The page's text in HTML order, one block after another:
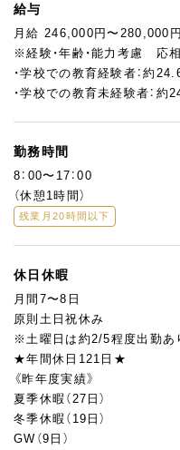
給与
月給 246,000円〜280,000円
※経験・年齢・能力考慮 応
・学校での教育経験者：約
・学校での教育未経験者：約
勤務時間
8：00〜17：00
（休憩1時間）
残業月20時間以下
休日休暇
月間7〜8日
原則土日祝休み
※土曜日は約2/5程度出勤あ
★年間休日121日★
《昨年度実績》
夏季休暇（27日）
冬季休暇（19日）
GW（9日）